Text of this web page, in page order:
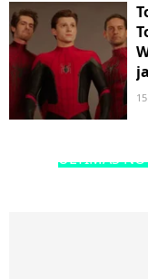
ÚLTIMAS